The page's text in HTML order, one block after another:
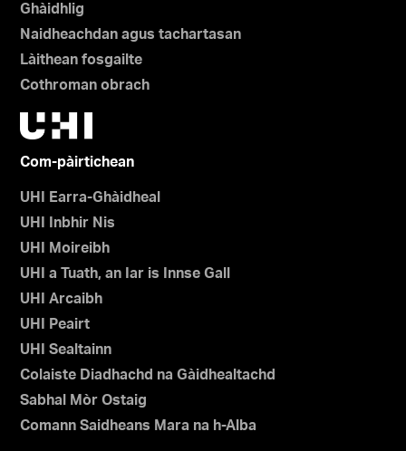
Ghàidhlig
Naidheachdan agus tachartasan
Làithean fosgailte
Cothroman obrach
Com-pàirtichean
UHI Earra-Ghàidheal
UHI Inbhir Nis
UHI Moireibh
UHI a Tuath, an Iar is Innse Gall
UHI Arcaibh
UHI Peairt
UHI Sealtainn
Colaiste Diadhachd na Gàidhealtachd
Sabhal Mòr Ostaig
Comann Saidheans Mara na h-Alba